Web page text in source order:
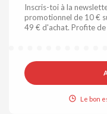
Inscris-toi à la
promotionnel de 10 €
49 € d'achat. Profite
Le bon